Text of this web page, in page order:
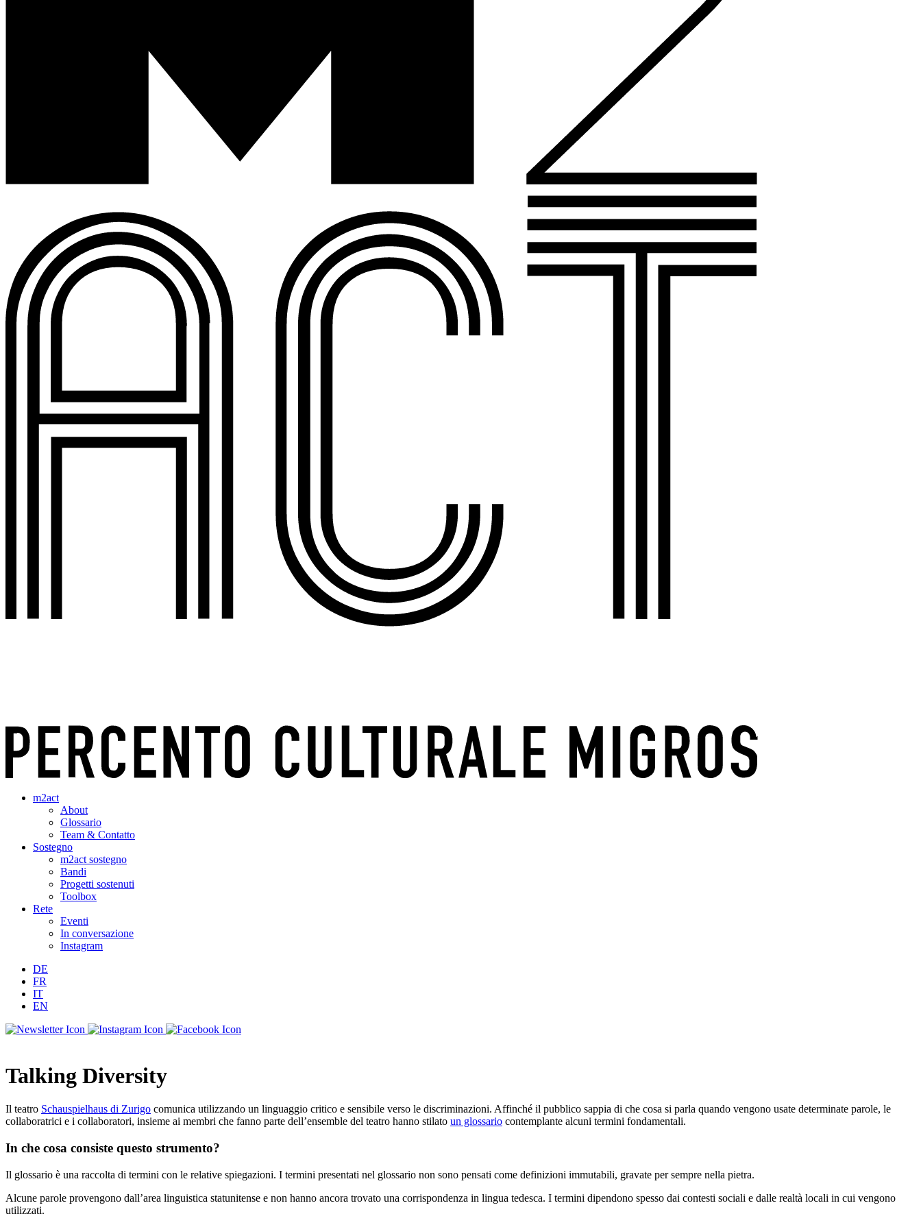
m2act
About
Glossario
Team & Contatto
Sostegno
m2act sostegno
Bandi
Progetti sostenuti
Toolbox
Rete
Eventi
In conversazione
Instagram
DE
FR
IT
EN
Talking Diversity
Il teatro Schauspielhaus di Zurigo comunica utilizzando un linguaggio critico e sensibile verso le discriminazioni. Affinché il pubblico sappia di che cosa si parla quando vengono usate determinate parole, le
collaboratrici e i collaboratori, insieme ai membri che fanno parte dell’ensemble del teatro hanno stilato un glossario contemplante alcuni termini fondamentali.
In che cosa consiste questo strumento?
Il glossario è una raccolta di termini con le relative spiegazioni. I termini presentati nel glossario non sono pensati come definizioni immutabili, gravate per sempre nella pietra.
Alcune parole provengono dall’area linguistica statunitense e non hanno ancora trovato una corrispondenza in lingua tedesca. I termini dipendono spesso dai contesti sociali e dalle realtà locali in cui vengono
utilizzati.